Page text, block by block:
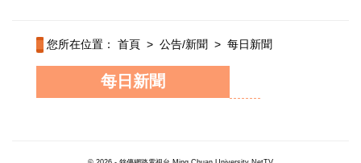
您所在位置： 首頁 > 公告/新聞 > 每日新聞
每日新聞